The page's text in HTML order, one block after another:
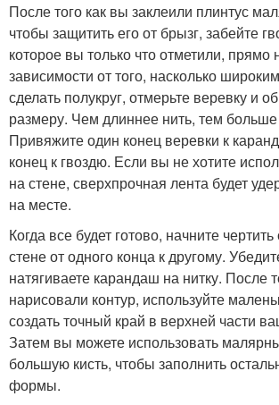
После того как вы заклеили плинтус
чтобы защитить его от брызг, забейте
которое вы только что отметили, прямо
зависимости от того, насколько
сделать полукруг, отмерьте веревку и
размеру. Чем длиннее нить, тем больше
Привяжите один конец веревки к
конец к гвоздю. Если вы не хотите
на стене, сверхпрочная лента будет
на месте.
Когда все будет готово, начните
стене от одного конца к другому.
натягиваете карандаш на нитку. После
нарисовали контур, используйте
создать точный край в верхней части
Затем вы можете использовать
большую кисть, чтобы заполнить
формы.